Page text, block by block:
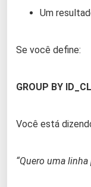
Um
Se você define:
GROUP BY
Você está
“Quero uma linha